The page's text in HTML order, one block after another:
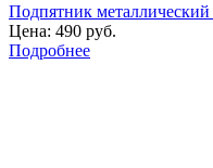
Подпятник
Цена: 490 руб.
Подробнее